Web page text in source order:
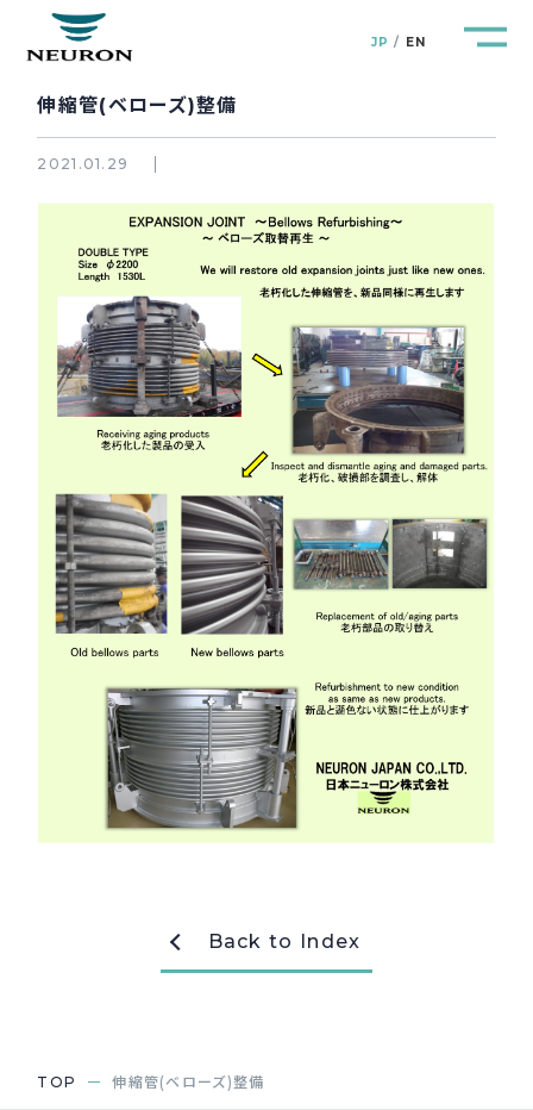
JP EN
管路防災研究所 Pipeline Resilience Lab.
企業情報 Company
製品＆サービス Products&Service
研究開発 R&D
新着情報 News&Topics
採用情報 Recruit
お問い合わせ
webカタログ
伸縮管(ベローズ)整備
2021.01.29
Back to Index
TOP 伸縮管(ベローズ)整備